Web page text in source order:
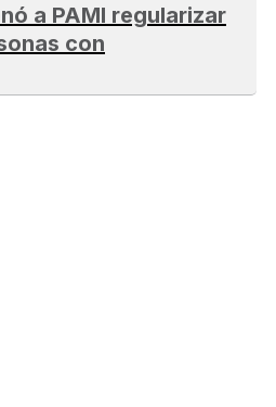
a PAMI regularizar
con